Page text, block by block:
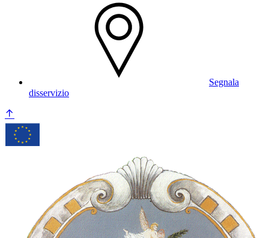
Segnala
disservizio